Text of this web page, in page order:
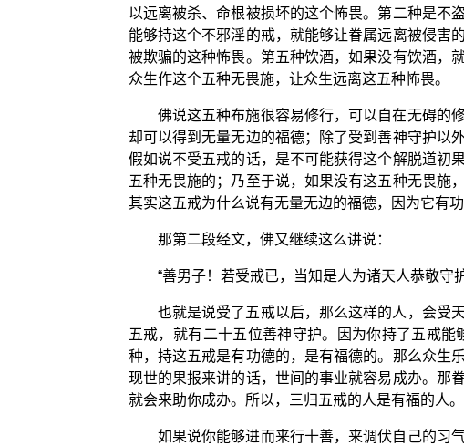
以远离被杀、命根被损坏的这个怖畏。第二种是不
能够持这个不邪淫的戒，就能够让眷属远离被侵害
被欺骗的这种怖畏。第五种饮酒，如果没有饮酒，
众生作这个五种无畏施，让众生远离这五种怖畏。
佛说这五种布施很容易修行，可以自在无碍的
却可以得到无量无边的福德；除了受到善神守护以
假如说不受五戒的话，是不可能获得这个解脱道初
五种无畏施的；乃至于说，如果没有这五种无畏施
其实这五戒为什么说有无量无边的福德，因为它有
那第二段经文，佛又继续这么讲说：
“善男子！若受戒已，当知是人为诸天人恭敬守
也就是说受了五戒以后，那么这样的人，会
五戒，就有二十五位善神守护。因为你持了五戒
种，持这五戒是有功德的，是有福德的。那么众生
现世的果报来讲的话，世间的事业就容易成办。那
就会来助你成办。所以，三归五戒的人是有福的人。
如果说你能够进而来行十善，来调伏自己的习